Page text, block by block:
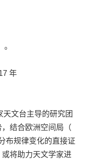
。
年
天文台主导的研究团
结合欧洲空间局（
布规律变化的直接证
将助力天文学家进